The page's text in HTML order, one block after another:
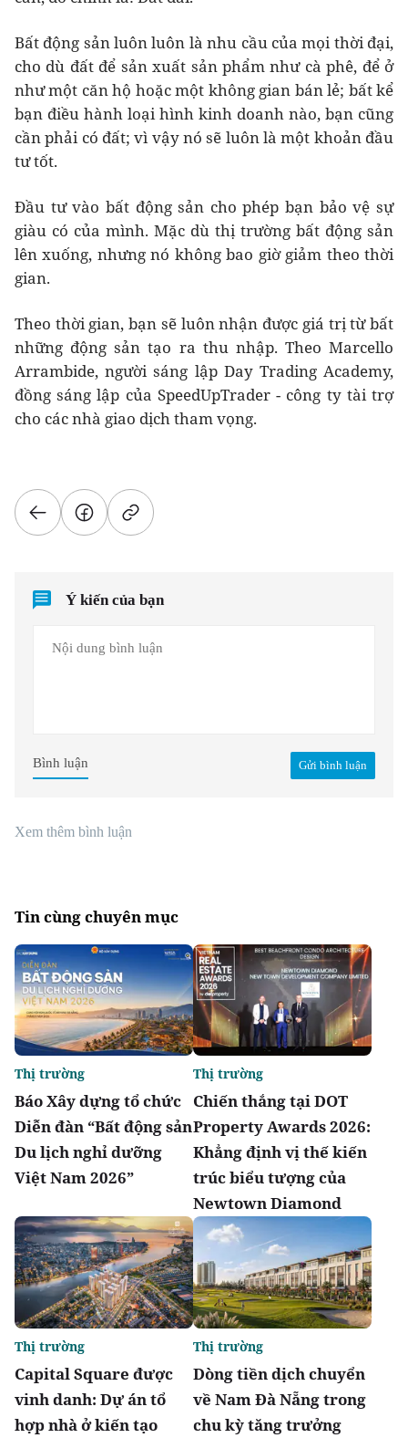
Bất động sản luôn luôn là nhu cầu của mọi thời đại,
cho dù đất để sản xuất sản phẩm như cà phê, để ở
như một căn hộ hoặc một không gian bán lẻ; bất kể
bạn điều hành loại hình kinh doanh nào, bạn cũng
cần phải có đất; vì vậy nó sẽ luôn là một khoản đầu
tư tốt.
Đầu tư vào bất động sản cho phép bạn bảo vệ sự
giàu có của mình. Mặc dù thị trường bất động sản
lên xuống, nhưng nó không bao giờ giảm theo thời
gian.
Theo thời gian, bạn sẽ luôn nhận được giá trị từ bất
những động sản tạo ra thu nhập. Theo Marcello
Arrambide, người sáng lập Day Trading Academy,
đồng sáng lập của SpeedUpTrader - công ty tài trợ
cho các nhà giao dịch tham vọng.
Ý kiến của bạn
Gửi bình luận
Bình luận
Xem thêm bình luận
Tin cùng chuyên mục
Báo Xây dựng tổ chức
Diễn đàn “Bất động sản
Du lịch nghỉ dưỡng
Việt Nam 2026”
Thị trường
Chiến thắng tại DOT
Property Awards 2026:
Khẳng định vị thế kiến
trúc biểu tượng của
Newtown Diamond
Thị trường
Capital Square được
vinh danh: Dự án tổ
hợp nhà ở kiến tạo
Thị trường
Dòng tiền dịch chuyển
về Nam Đà Nẵng trong
chu kỳ tăng trưởng
Thị trường